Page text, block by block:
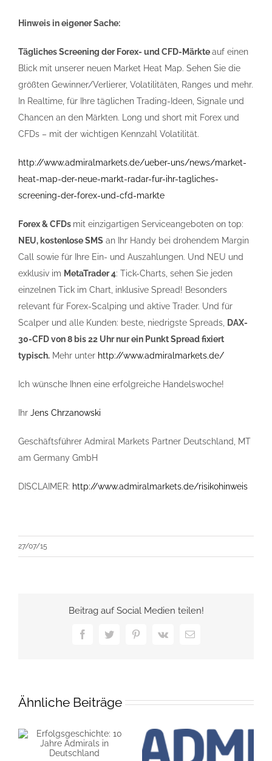
Hinweis in eigener Sache:
Tägliches Screening der Forex- und CFD-Märkteauf einen
Blick mit unserer neuen Market Heat Map. Sehen Sie die
größten Gewinner/Verlierer, Volatilitäten, Ranges und mehr.
In Realtime, für Ihre täglichen Trading-Ideen, Signale und
Chancen an den Märkten. Long und short mit Forex und
CFDs – mit der wichtigen Kennzahl Volatilität.
http://www.admiralmarkets.de/ueber-uns/news/market-
heat-map-der-neue-markt-radar-fur-ihr-tagliches-
screening-der-forex-und-cfd-markte
Forex & CFDs mit einzigartigen Serviceangeboten on top:
NEU, kostenlose SMS an Ihr Handy bei drohendem Margin
Call sowie für Ihre Ein- und Auszahlungen. Und NEU und
exklusiv im MetaTrader 4: Tick-Charts, sehen Sie jeden
einzelnen Tick im Chart, inklusive Spread! Besonders
relevant für Forex-Scalping und aktive Trader. Und für
Scalper und alle Kunden: beste, niedrigste Spreads,
DAX-
30-CFD von 8 bis 22 Uhr nur ein Punkt Spread fixiert
typisch. Mehr unter http://www.admiralmarkets.de/
Ich wünsche Ihnen eine erfolgreiche Handelswoche!
Ihr Jens Chrzanowski
Geschäftsführer Admiral Markets Partner Deutschland, MT
am Germany GmbH
DISCLAIMER: http://www.admiralmarkets.de/risikohinweis
27/07/15
Beitrag auf Social Medien teilen!
FacebookTwitterPinterest
Vk
E-
Ähnliche Beiträge